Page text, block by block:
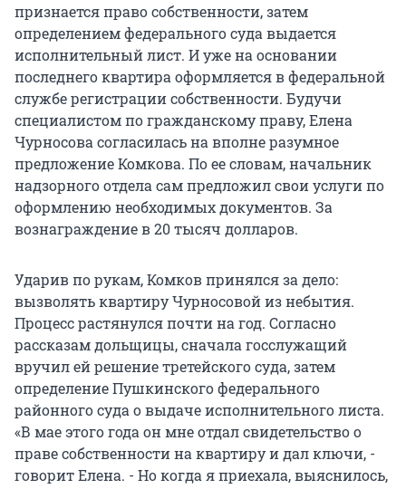
признается право собственности, затем
определением федерального суда выдается
исполнительный лист. И уже на основании
последнего квартира оформляется в федеральной
службе регистрации собственности. Будучи
специалистом по гражданскому праву, Елена
Чурносова согласилась на вполне разумное
предложение Комкова. По ее словам, начальник
надзорного отдела сам предложил свои услуги по
оформлению необходимых документов. За
вознаграждение в 20 тысяч долларов.
Ударив по рукам, Комков принялся за дело:
вызволять квартиру Чурносовой из небытия.
Процесс растянулся почти на год. Согласно
рассказам дольщицы, сначала госслужащий
вручил ей решение третейского суда, затем
определение Пушкинского федерального
районного суда о выдаче исполнительного листа.
«В мае этого года он мне отдал свидетельство о
праве собственности на квартиру и дал ключи, -
говорит Елена. - Но когда я приехала, выяснилось,